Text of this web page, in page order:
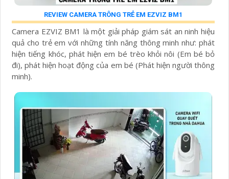
REVIEW CAMERA TRÔNG TRẺ EM EZVIZ BM1
Camera EZVIZ BM1 là một giải pháp giám sát an ninh hiệu
quả cho trẻ em với những tính năng thông minh như: phát
hiện tiếng khóc, phát hiện em bé trèo khỏi nôi (Em bé bỏ
đi), phát hiện hoạt động của em bé (Phát hiện người thông
minh).